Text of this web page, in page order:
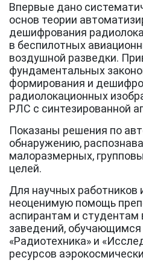
Впервые дано
основ теории
дешифрования
в беспилотных
воздушной разведки.
фундаментальных
формирования и
радиолокационных
РЛС с синтезированной
Показаны решения по
обнаружению,
малоразмерных,
целей.
Для научных работников
неоценимую помощь
аспирантам и
заведений, обучающимся
«Радиотехника» и
ресурсов